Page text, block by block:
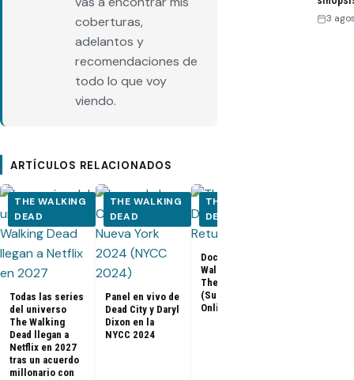
coberturas,
adelantos y
recomendaciones de
todo lo que voy
viendo.
ARTÍCULOS RELACIONADOS
THE WALKING
DEAD
Todas las series
del universo
The Walking
Dead llegan a
Netflix en 2027
tras un acuerdo
millonario con
THE WALKING
DEAD
Panel en vivo de
Dead City y Daryl
Dixon en la
NYCC 2024
THE WALKING
DEAD
Documental The
Walking Dead:
The Return
(Subtitulado
Online)
3